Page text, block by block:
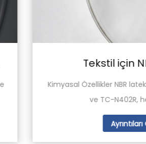
için NBR Lateks
NBR lateks ürünlerimiz, TC-N401R